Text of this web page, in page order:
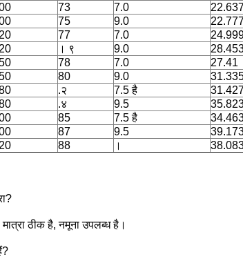
73 7.0
75 9.0
77 7.0
। ९ 9.0
78 7.0
27.41
80 9.0
.२ 7.5 है
.४ 9.5
85 7.5 है
87 9.5
88 ।
ठीक है, नमूना उपलब्ध है।